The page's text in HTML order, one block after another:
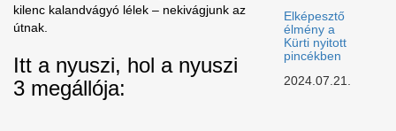
kilenc kalandvágyó lélek – nekivágjunk az
útnak.
Itt a nyuszi, hol a nyuszi
3 megállója:
Elképesztő
élmény a
Kürti nyitott
pincékben
2024.07.21.